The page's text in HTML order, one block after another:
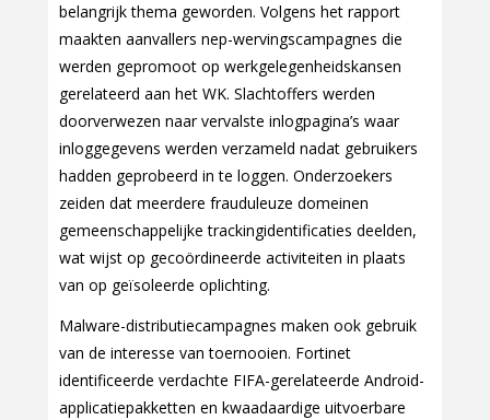
belangrijk thema geworden. Volgens het rapport
maakten aanvallers nep-wervingscampagnes die
werden gepromoot op werkgelegenheidskansen
gerelateerd aan het WK. Slachtoffers werden
doorverwezen naar vervalste inlogpagina’s waar
inloggegevens werden verzameld nadat gebruikers
hadden geprobeerd in te loggen. Onderzoekers
zeiden dat meerdere frauduleuze domeinen
gemeenschappelijke trackingidentificaties deelden,
wat wijst op gecoördineerde activiteiten in plaats
van op geïsoleerde oplichting.
Malware-distributiecampagnes maken ook gebruik
van de interesse van toernooien. Fortinet
identificeerde verdachte FIFA-gerelateerde Android-
applicatiepakketten en kwaadaardige uitvoerbare